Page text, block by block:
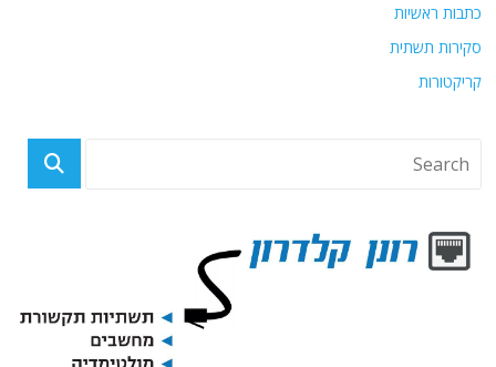
כתבות ראשיות
סקירות תשתית
קריקטורות